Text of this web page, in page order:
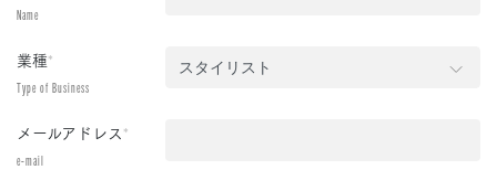
Name
業種*
Type of Business
メールアドレス*
e-mail